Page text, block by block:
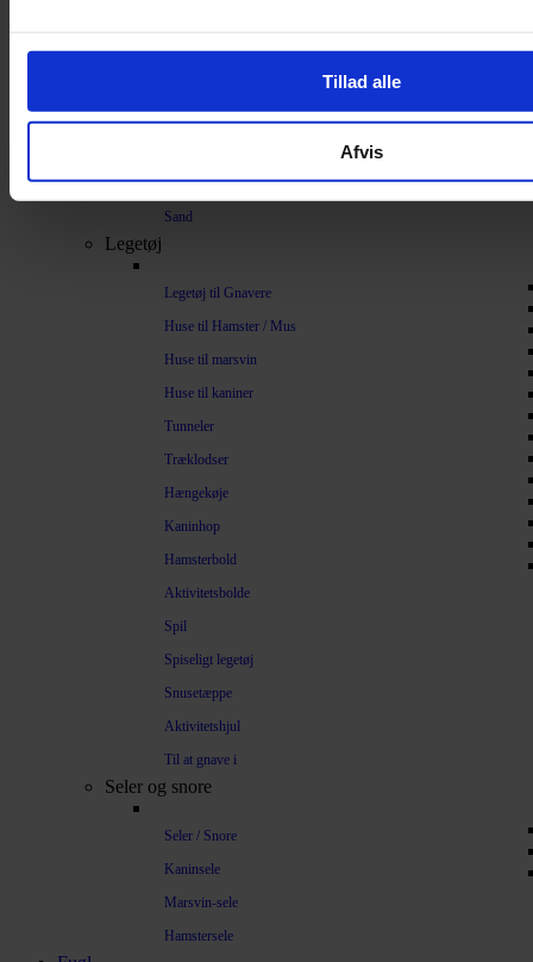
Tillad alle
Afvis
Bark
Spelt
Vat
Sand
Legetøj
Legetøj til Gnavere
Huse til Hamster / Mus
Huse til marsvin
Huse til kaniner
Tunneler
Træklodser
Hængekøje
Kaninhop
Hamsterbold
Aktivitetsbolde
Spil
Spiseligt legetøj
Snusetæppe
Aktivitetshjul
Til at gnave i
Seler og snore
Seler / Snore
Kaninsele
Marsvin-sele
Hamstersele